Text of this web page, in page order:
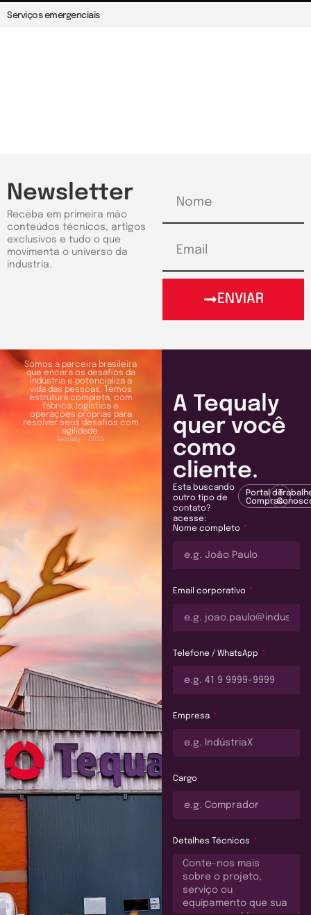
Serviços emergenciais
Newsletter
Receba em primeira mão
conteúdos técnicos, artigos
exclusivos e tudo o que
movimenta o universo da
industria.
ENVIAR
Somos a parceira brasileira
que encara os desafios da
indústria e potencializa a
vida das pessoas. Temos
estrutura completa, com
fábrica, logística e
operações próprias para
resolver seus desafios com
agilidade.
Tequaly - 2025
A Tequaly
quer você
como
cliente.
Esta buscando
outro tipo de
contato?
acesse:
Portal de
Compras
Nome completo
Email corporativo
Telefone / WhatsApp
Empresa
Cargo
Detalhes Técnicos